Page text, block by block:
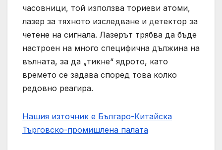
часовници, той използва ториеви атоми,
лазер за тяхното изследване и детектор за
четене на сигнала. Лазерът трябва да бъде
настроен на много специфична дължина на
вълната, за да „тикне“ ядрото, като
времето се задава според това колко
редовно реагира.
Нашия източник е Българо-Китайска
Търговско-промишлена палaта